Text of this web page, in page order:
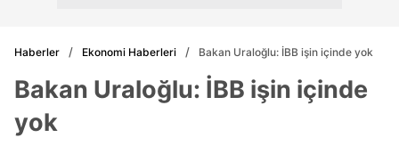
Haberler Ekonomi Haberleri Bakan Uraloğlu: İBB işin içinde yok
Bakan Uraloğlu: İBB işin içinde
yok